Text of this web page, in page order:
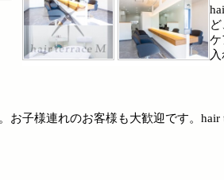
ケ
お子様連れのお客様も大歓迎です。